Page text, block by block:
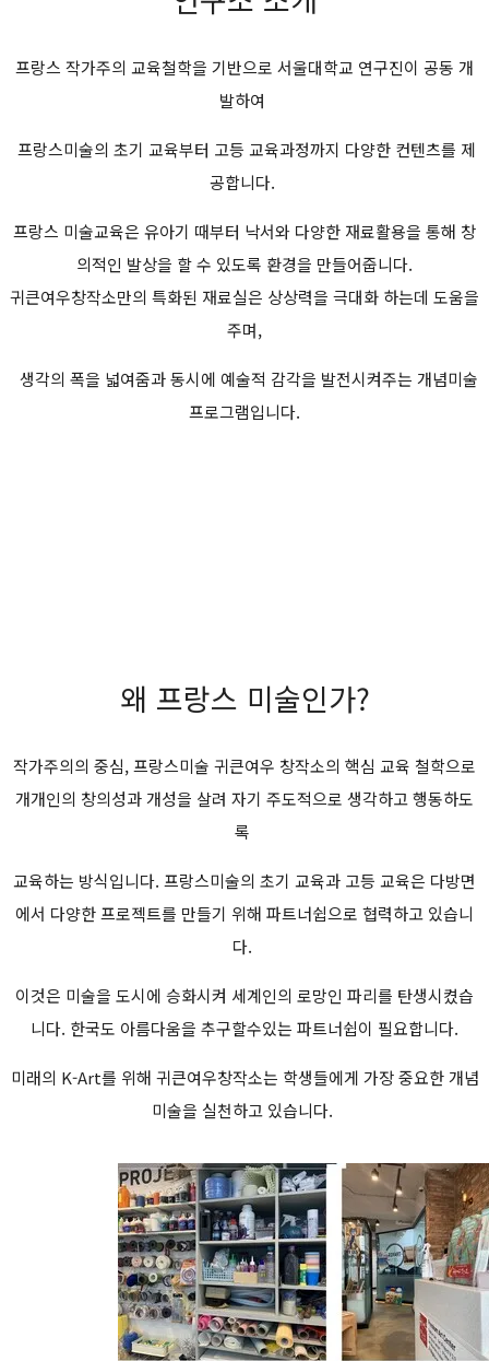
프랑스 작가주의 교육철학을 기반으로 서울대학교 연구진이 공동 개
발하여
프랑스미술의 초기 교육부터 고등 교육과정까지 다양한 컨텐츠를 제
공합니다.
프랑스 미술교육은 유아기 때부터 낙서와 다양한 재료활용을 통해 창
의적인 발상을 할 수 있도록 환경을 만들어줍니다.
귀큰여우창작소만의 특화된 재료실은 상상력을 극대화 하는데 도움을
주며,
생각의 폭을 넓여줌과 동시에 예술적 감각을 발전시켜주는 개념미술
프로그램입니다.
왜 프랑스 미술인가?
작가주의의 중심, 프랑스미술 귀큰여우 창작소의 핵심 교육 철학으로
개개인의 창의성과 개성을 살려 자기 주도적으로 생각하고 행동하도
록
교육하는 방식입니다. 프랑스미술의 초기 교육과 고등 교육은 다방면
에서 다양한 프로젝트를 만들기 위해 파트너쉽으로 협력하고 있습니
다.
이것은 미술을 도시에 승화시켜 세계인의 로망인 파리를 탄생시켰습
니다. 한국도 아름다움을 추구할수있는 파트너쉽이 필요합니다.
미래의 K-Art를 위해 귀큰여우창작소는 학생들에게 가장 중요한 개념
미술을 실천하고 있습니다.